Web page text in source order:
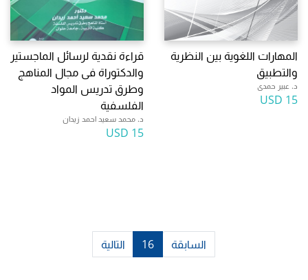
المهارات اللغوية بين النظرية
والتطبيق
د. عبير حمدى
15 USD
قراءة نقدية لرسائل الماجستير
والدكتوراة فى مجال المناهج
وطرق تدريس المواد
الفلسفية
د. محمد سعيد احمد زيدان
15 USD
السابقة 16 التالية